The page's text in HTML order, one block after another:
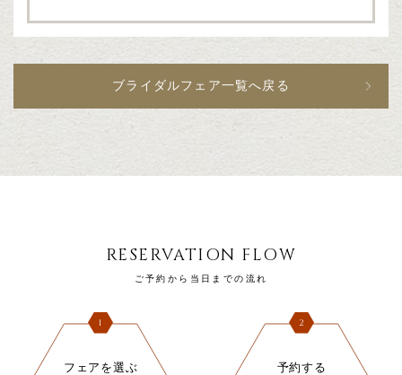
ブライダルフェア一覧へ戻る
RESERVATION FLOW
ご予約から当日までの流れ
1
フェアを選ぶ
2
予約する